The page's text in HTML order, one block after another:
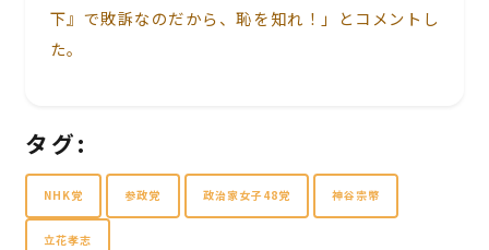
下』で敗訴なのだから、恥を知れ！」とコメントし
た。
タグ:
NHK党 参政党 政治家女子48党 神谷宗幣
立花孝志